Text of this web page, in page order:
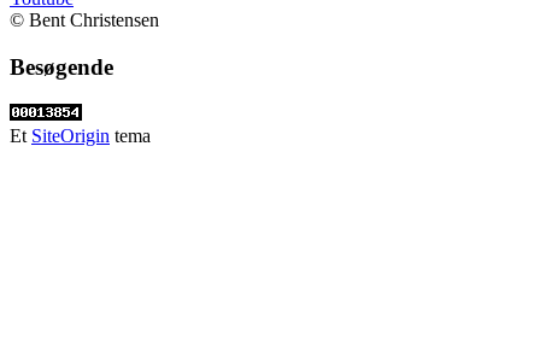
© Bent Christensen
Besøgende
Et SiteOrigin tema